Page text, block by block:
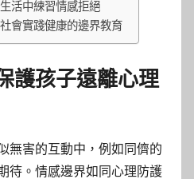
活中練習情感拒絕
會實踐健康的邊界教育
護孩子遠離心理
無害的互動中，例如同儕的
待。情感邊界如同心理防護